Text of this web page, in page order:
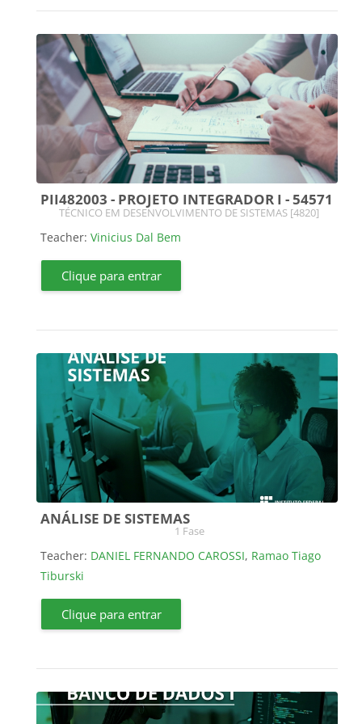
PII482003 - PROJETO INTEGRADOR I - 54571
Course category
TÉCNICO EM DESENVOLVIMENTO DE SISTEMAS [4820]
Teacher: Vinicius Dal Bem
Clique para entrar
ANÁLISE DE SISTEMAS
Course category
1 Fase
Teacher: DANIEL FERNANDO CAROSSI, Ramao Tiago
Tiburski
Clique para entrar